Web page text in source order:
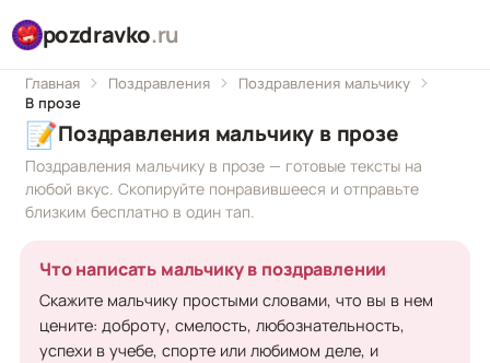
pozdravko.ru
Главная Поздравления
Поздравления мальчику
В прозе
📝Поздравления мальчику в прозе
Поздравления мальчику в прозе — готовые тексты на
любой вкус. Скопируйте понравившееся и отправьте
близким бесплатно в один тап.
Что написать мальчику в поздравлении
Скажите мальчику простыми словами, что вы в нем
цените: доброту, смелость, любознательность,
успехи в учебе, спорте или любимом деле, и